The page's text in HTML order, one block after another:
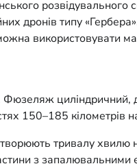
типу
використовувати
циліндричний,
150–185 кілометрів
тривалу
з